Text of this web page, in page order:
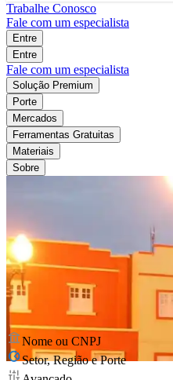
Trabalhe Conosco
Fale com um especialista
Entre
Entre
Fale com um especialista
Solução Premium
Porte
Mercados
Ferramentas Gratuitas
Materiais
Sobre
Nome ou CNPJ
Setor, Região e Porte